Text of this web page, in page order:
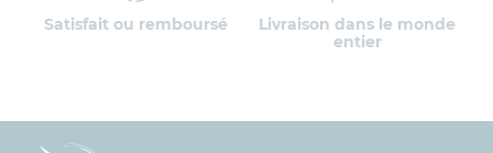
Satisfait ou remboursé
Livraison dans le monde
entier